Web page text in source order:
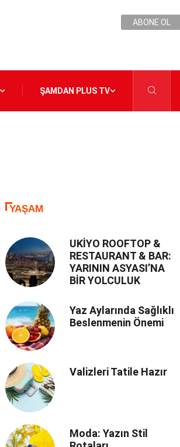
ABONE OL
ŞAMDAN PLUS TV
YAŞAM
UKİYO ROOFTOP &
RESTAURANT & BAR:
YARININ ASYASI’NA
BİR YOLCULUK
Yaz Aylarında Sağlıklı
Beslenmenin Önemi
Valizleri Tatile Hazır
Moda: Yazın Stil